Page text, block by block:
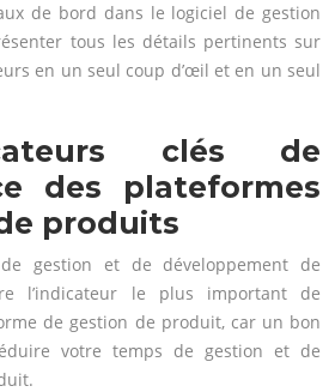
de bord dans le logiciel de gestion
tous les détails pertinents sur
en un seul coup d’œil et en un seul
clés de
des plateformes
produits
gestion et de développement de
l’indicateur le plus important de
de gestion de produit, car un bon
votre temps de gestion et de